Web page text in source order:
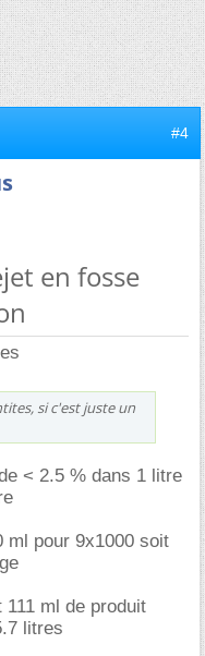
#4
en fosse
si c'est juste un
< 2.5 % dans 1 litre
ml pour 9x1000 soit
ml de produit
litres